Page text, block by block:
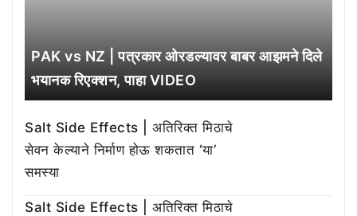
PAK vs NZ | पत्रकार ओरडल्यावर बाबर आझमने दिले
भयानक रिएक्शन, पाहा VIDEO
Salt Side Effects | अतिरिक्त मिठाचे
सेवन केल्याने निर्माण होऊ शकतात ‘या’
समस्या
Salt Side Effects | अतिरिक्त मिठाचे